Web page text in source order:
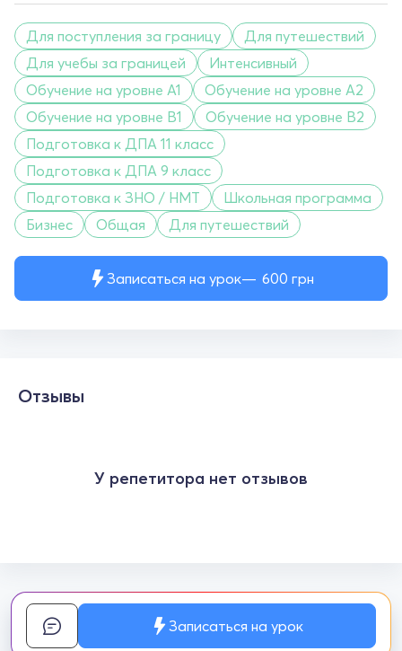
Записаться на урок 600 грн
Для поступления за границу
Для путешествий
Для учебы за границей
Интенсивный
Обучение на уровне A1
Обучение на уровне A2
Обучение на уровне B1
Обучение на уровне B2
Подготовка к ДПА 11 класс
Подготовка к ДПА 9 класс
Подготовка к ЗНО / НМТ
Школьная программа
Бизнес
Общая Для путешествий
Отзывы
У репетитора нет отзывов
Записаться на урок